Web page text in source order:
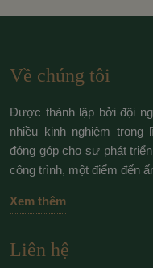
Về chúng tôi
Được thành lập bởi đội
nhiều kinh nghiệm trong
đóng góp cho sự phát
công trình, một điểm đến
Xem thêm
Liên hệ